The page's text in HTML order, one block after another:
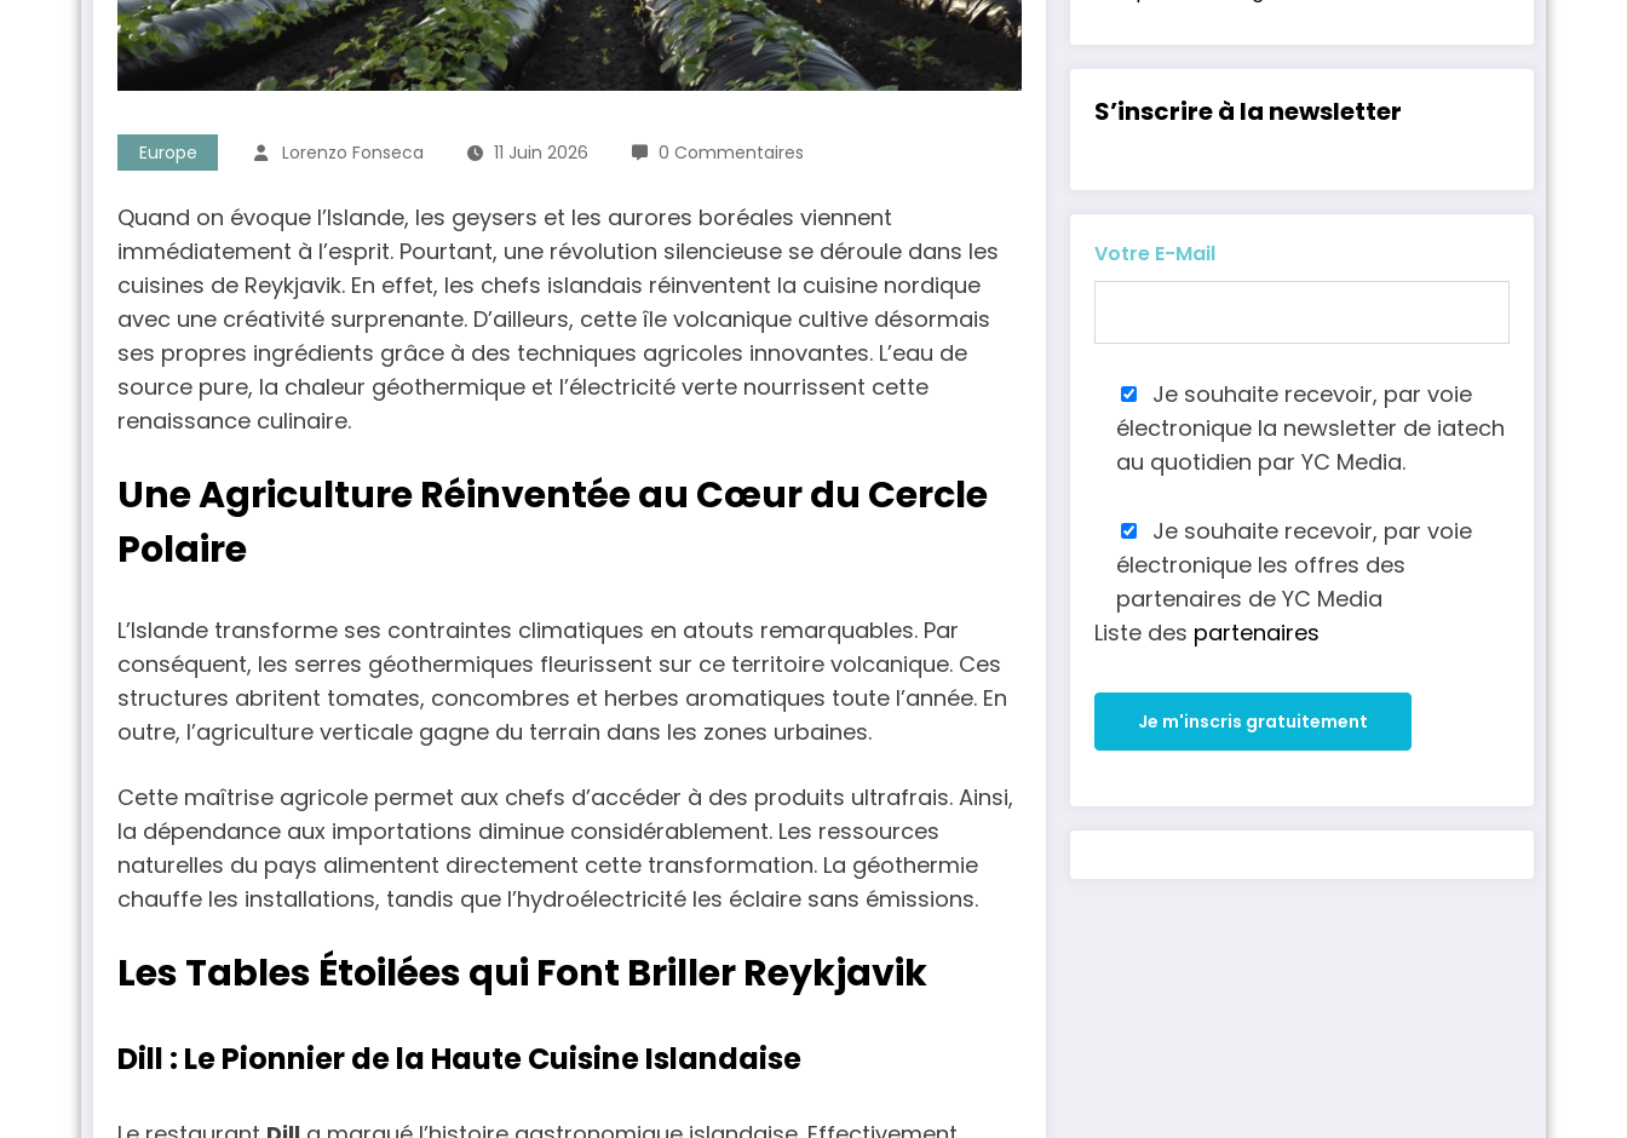
Europe Lorenzo Fonseca 11 Juin 2026 0 Commentaires
Quand on évoque l’Islande, les geysers et les aurores boréales viennent
immédiatement à l’esprit. Pourtant, une révolution silencieuse se déroule dans les
cuisines de Reykjavik. En effet, les chefs islandais réinventent la cuisine nordique
avec une créativité surprenante. D’ailleurs, cette île volcanique cultive désormais
ses propres ingrédients grâce à des techniques agricoles innovantes. L’eau de
source pure, la chaleur géothermique et l’électricité verte nourrissent cette
renaissance culinaire.
Une Agriculture Réinventée au Cœur du Cercle
Polaire
L’Islande transforme ses contraintes climatiques en atouts remarquables. Par
conséquent, les serres géothermiques fleurissent sur ce territoire volcanique. Ces
structures abritent tomates, concombres et herbes aromatiques toute l’année. En
outre, l’agriculture verticale gagne du terrain dans les zones urbaines.
Cette maîtrise agricole permet aux chefs d’accéder à des produits ultrafrais. Ainsi,
la dépendance aux importations diminue considérablement. Les ressources
naturelles du pays alimentent directement cette transformation. La géothermie
chauffe les installations, tandis que l’hydroélectricité les éclaire sans émissions.
Les Tables Étoilées qui Font Briller Reykjavik
Dill : Le Pionnier de la Haute Cuisine Islandaise
S’inscrire à la newsletter
Votre E-Mail
Je souhaite recevoir, par voie
électronique la newsletter de iatech
au quotidien par YC Media.
Je souhaite recevoir, par voie
électronique les offres des
partenaires de YC Media
Liste des partenaires